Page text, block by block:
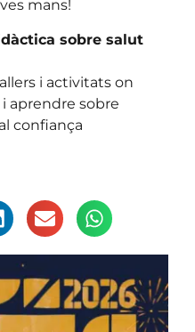
mans!
sobre salut
i activitats on
aprendre sobre
confiança